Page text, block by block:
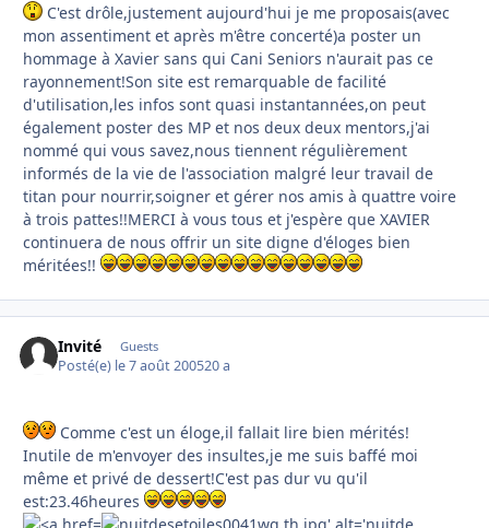
C'est drôle,justement aujourd'hui je me proposais(avec
mon assentiment et après m'être concerté)a poster un
hommage à Xavier sans qui Cani Seniors n'aurait pas ce
rayonnement!Son site est remarquable de facilité
d'utilisation,les infos sont quasi instantannées,on peut
également poster des MP et nos deux deux mentors,j'ai
nommé qui vous savez,nous tiennent régulièrement
informés de la vie de l'association malgré leur travail de
titan pour nourrir,soigner et gérer nos amis à quattre voire
à trois pattes!!MERCI à vous tous et j'espère que XAVIER
continuera de nous offrir un site digne d'éloges bien
méritées!!
Invité Guests
Posté(e) le 7 août 200520 a
Comme c'est un éloge,il fallait lire bien mérités!
Inutile de m'envoyer des insultes,je me suis baffé moi
même et privé de dessert!C'est pas dur vu qu'il
est:23.46heures